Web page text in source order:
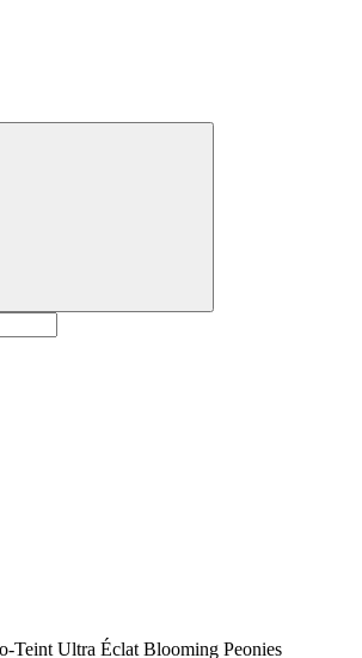
Teint Ultra Éclat Blooming Peonies